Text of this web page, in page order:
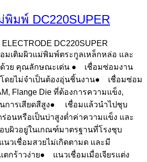
มพ์ DC220SUPER
ELECTRODE DC220SUPER
มเติมผิวแม่พิมพ์ตระกูลเหล็กหล่อ และ
ด้วย คุณลักษณะเด่น ● เชื่อมซ่อมงาน
ดยไม่จำเป็นต้องอุ่นชิ้นงาน● เชื่อมซ่อม
Flange Die ที่ต้องการความแข็ง,
การเสียดสีสูง● เชื่อมแล้วนำไปชุบ
ร่อนหรือเป็นบ่าสูงต่ำค่าความแข็ง และ
บผิวอยู่ในเกณฑ์มาตรฐานที่โรงชุบ
วเชื่อมสวยไม่เกิดตามด และมี
กร้าวง่าย● แนวเชื่อมเมื่อเจียรแต่ง